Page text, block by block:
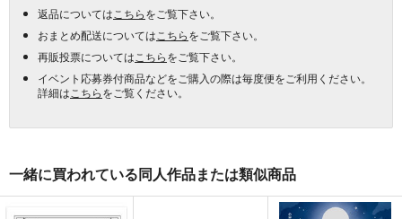
返品については こちらをご覧下さい。
おまとめ配送については こちらをご覧下さい。
再販投票については こちらをご覧下さい。
イベント応募券付商品などをご購入の際は毎度便をご利用ください。
詳細は こちらをご覧ください。
一緒に買われている同人作品または類似商品